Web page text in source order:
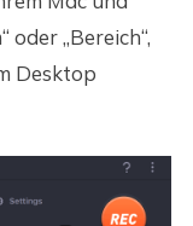
oder „Bereich“,
Desktop